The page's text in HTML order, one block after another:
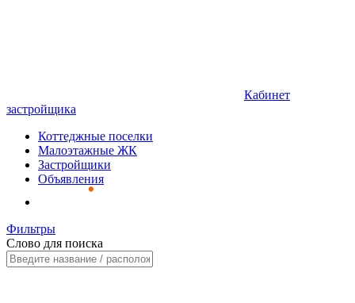
Кабинет
застройщика
Коттеджные поселки
Малоэтажные ЖК
Застройщики
Объявления
Фильтры
Слово для поиска